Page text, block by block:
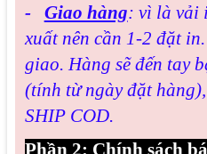
- Giao hàng: vì là vải
xuất nên cần 1-2 đặt
giao. Hàng sẽ đến tay
(tính từ ngày đặt
SHIP COD.
Phần 2: Chính sách